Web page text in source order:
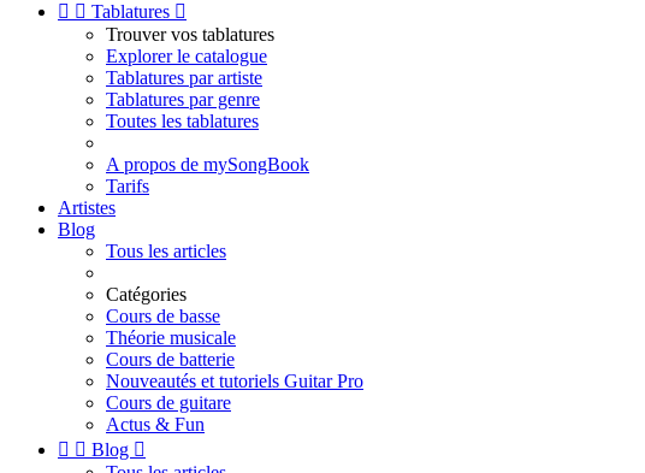
  Tablatures 
Trouver vos tablatures
Explorer le catalogue
Tablatures par artiste
Tablatures par genre
Toutes les tablatures
A propos de mySongBook
Tarifs
Artistes
Blog
Tous les articles
Catégories
Cours de basse
Théorie musicale
Cours de batterie
Nouveautés et tutoriels Guitar Pro
Cours de guitare
Actus & Fun
  Blog 